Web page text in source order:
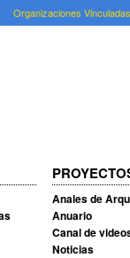
Organizaciones Vinculadas
Anales de
Anuario
Canal de
Noticias